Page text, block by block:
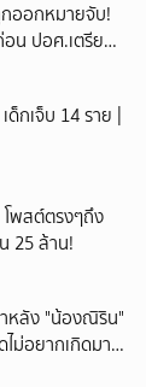
กออกหมายจับ!
อน ปอศ.เตรียม
กเจ็บ 14 ราย |
พสต์ตรงๆถึง
25 ล้าน!
หลัง "น้องณิริน"
ม่อยากเกิดมา